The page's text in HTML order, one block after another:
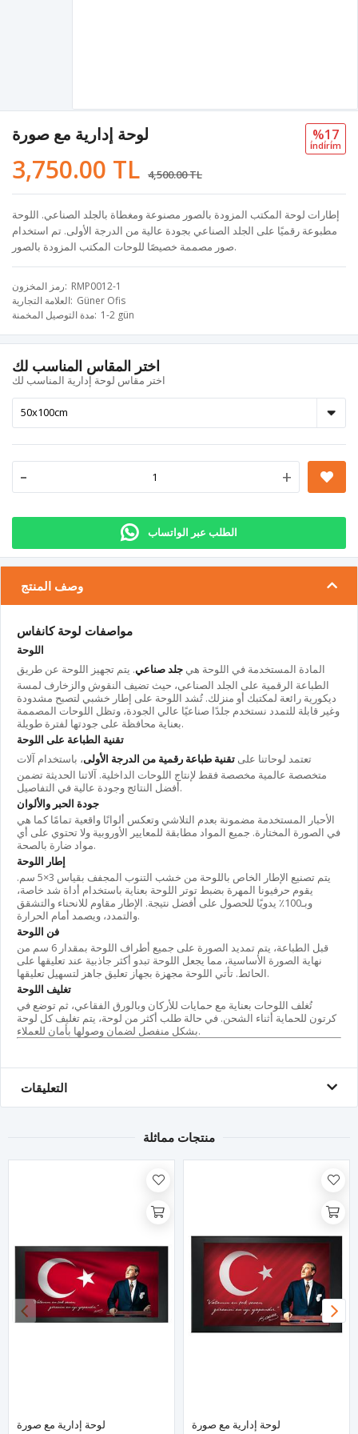
لوحة إدارية مع صورة
3,750.00 TL 4,500.00 TL
%17
i̇ndi̇ri̇m
إطارات لوحة المكتب المزودة بالصور مصنوعة ومغطاة بالجلد الصناعي. اللوحة
مطبوعة رقميًا على الجلد الصناعي بجودة عالية من الدرجة الأولى. تم استخدام
صور مصممة خصيصًا للوحات المكتب المزودة بالصور.
رمز المخزون RMP0012-1
العلامة التجارية Güner Ofis
مدة التوصيل المخمنة 1-2 gün
اختر المقاس المناسب لك
اختر مقاس لوحة إدارية المناسب لك
- +
الطلب عبر الواتساب
وصف المنتج
مواصفات لوحة كانفاس
اللوحة
المادة المستخدمة في اللوحة هي جلد صناعي. يتم تجهيز اللوحة عن طريق
الطباعة الرقمية على الجلد الصناعي، حيث تضيف النقوش والزخارف لمسة
ديكورية رائعة لمكتبك أو منزلك. تُشد اللوحة على إطار خشبي لتصبح مشدودة
وغير قابلة للتمدد نستخدم جلدًا صناعيًا عالي الجودة، وتظل اللوحات المصممة
بعناية محافظة على جودتها لفترة طويلة.
تقنية الطباعة على اللوحة
تعتمد لوحاتنا على تقنية طباعة رقمية من الدرجة الأولى، باستخدام آلات
متخصصة عالمية مخصصة فقط لإنتاج اللوحات الداخلية. آلاتنا الحديثة تضمن
أفضل النتائج وجودة عالية في التفاصيل.
جودة الحبر والألوان
الأحبار المستخدمة مضمونة بعدم التلاشي وتعكس ألوانًا واقعية تمامًا كما هي
في الصورة المختارة. جميع المواد مطابقة للمعايير الأوروبية ولا تحتوي على أي
مواد ضارة بالصحة.
يتم تصنيع الإطار الخاص باللوحة من خشب التنوب المجفف بقياس 3×5 سم.
يقوم حرفيونا المهرة بضبط توتر اللوحة بعناية باستخدام أداة شد خاصة،
وبـ100٪ يدويًا للحصول على أفضل نتيجة. الإطار مقاوم للانحناء والتشقق
والتمدد، ويصمد أمام الحرارة.
قبل الطباعة، يتم تمديد الصورة على جميع أطراف اللوحة بمقدار 6 سم من
نهاية الصورة الأساسية، مما يجعل اللوحة تبدو أكثر جاذبية عند تعليقها على
الحائط. تأتي اللوحة مجهزة بجهاز تعليق جاهز لتسهيل تعليقها.
تغليف اللوحة
تُغلف اللوحات بعناية مع حمايات للأركان وبالورق الفقاعي، ثم توضع في
كرتون للحماية أثناء الشحن. في حالة طلب أكثر من لوحة، يتم تغليف كل لوحة
بشكل منفصل لضمان وصولها بأمان للعملاء.
التعليقات
منتجات مماثلة
لوحة إدارية مع صورة لوحة إدارية مع صورة